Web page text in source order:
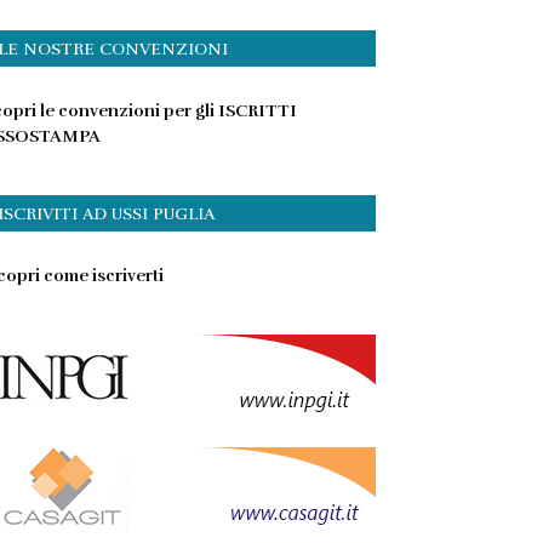
LE NOSTRE CONVENZIONI
le convenzioni per gli ISCRITTI
ISCRIVITI AD USSI PUGLIA
come iscriverti